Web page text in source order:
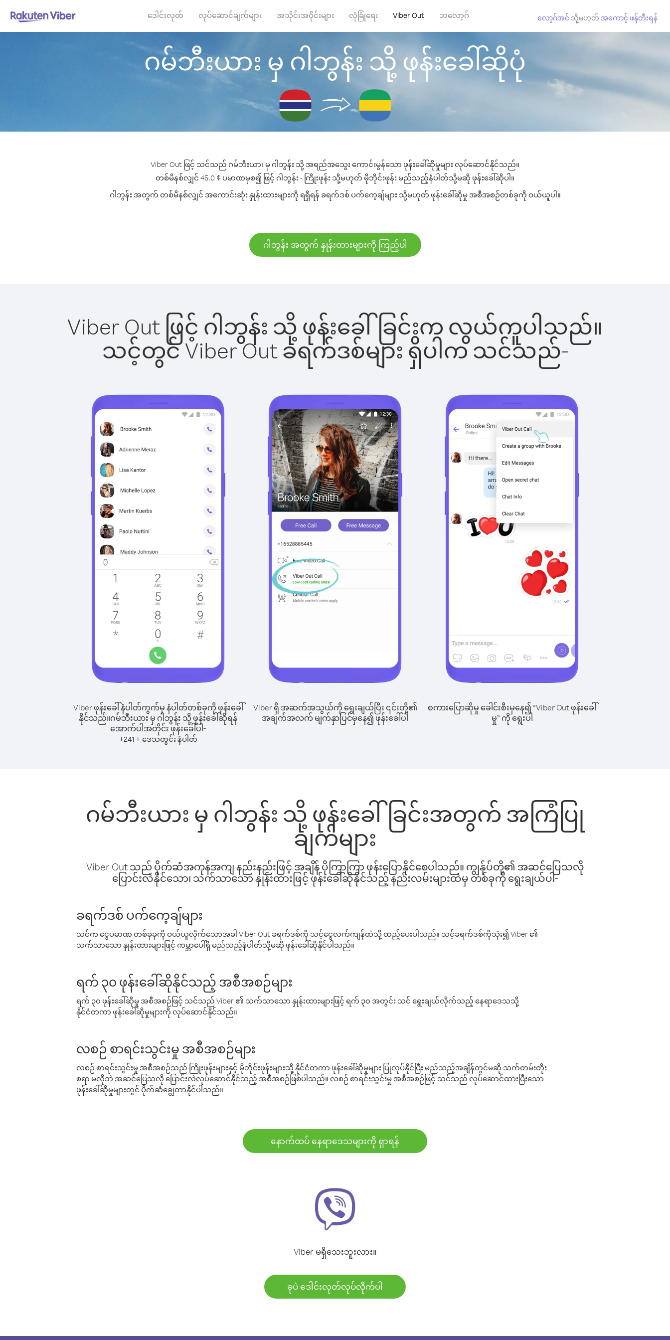
ဒေါင်းလုတ် လုပ်ဆောင်ချက်များ အသိုင်းအဝိုင်းများ လုံခြုံရေး Viber Out ဘလော့ဂ် လော့ဂ်အင် သို့မဟုတ် အကောင့် ဖန်တီးရန်
ဂမ်ဘီးယား မှ ဂါဘွန်း သို့ ဖုန်းခေါ်ဆိုပုံ
Viber Out ဖြင့် သင်သည် ဂမ်ဘီးယား မှ ဂါဘွန်း သို့ အရည်အသွေး ကောင်းမွန်သော ဖုန်းခေါ်ဆိုမှုများ လုပ်ဆောင်နိုင်သည်။
တစ်မိနစ်လျှင် 45.0 ¢ ပမာဏမှစ၍ ဖြင့် ဂါဘွန်း - ကြိုးဖုန်း သို့မဟုတ် မိုဘိုင်းဖုန်း မည်သည့်နံပါတ်သို့မဆို ဖုန်းခေါ်ဆိုပါ။
ဂါဘွန်း အတွက် တစ်မိနစ်လျှင် အကောင်းဆုံး နှုန်းထားများကို ရရှိရန် ခရက်ဒစ် ပက်ကေ့ချ်များ သို့မဟုတ် ဖုန်းခေါ်ဆိုမှု အစီအစဉ်တစ်ခုကို ဝယ်ယူပါ။
ဂါဘွန်း အတွက် နှုန်းထားများကို ကြည့်ပါ
Viber Out ဖြင့် ဂါဘွန်း သို့ ဖုန်းခေါ်ခြင်းက လွယ်ကူပါသည်။
သင့်တွင် Viber Out ခရက်ဒစ်များ ရှိပါက သင်သည်-
Viber ဖုန်းခေါ်နံပါတ်ကွက်မှ နံပါတ်တစ်ခုကို ဖုန်းခေါ်
နိုင်သည်။ဂမ်ဘီးယား မှ ဂါဘွန်း သို့ ဖုန်းခေါ်ဆိုရန်
အောက်ပါအတိုင်း ဖုန်းခေါ်ပါ-
+241+ ဒေသတွင်း နံပါတ်
Viber ရှိ အဆက်အသွယ်ကို ရွေးချယ်ပြီး ၎င်းတို့၏
အချက်အလက် မျက်နှာပြင်မှနေ၍ ဖုန်းခေါ်ပါ
စကားပြောဆိုမှု ခေါင်းစီးမှနေ၍ “Viber Out ဖုန်းခေါ်
မှု” ကို ရွေးပါ
ဂမ်ဘီးယား မှ ဂါဘွန်း သို့ ဖုန်းခေါ်ခြင်းအတွက် အကြံပြု
ချက်များ
Viber Out သည် ပိုက်ဆံအကုန်အကျ နည်းနည်းဖြင့် အချိန် ပိုကြာကြာ ဖုန်းပြောနိုင်စေပါသည်။ ကျွန်ုပ်တို့၏ အဆင်ပြေသလို
ပြောင်းလဲနိုင်သော၊ သက်သာသော နှုန်းထားဖြင့် ဖုန်းခေါ်ဆိုနိုင်သည့် နည်းလမ်းများထဲမှ တစ်ခုကို ရွေးချယ်ပါ-
ခရက်ဒစ် ပက်ကေ့ချ်များ
သင်က ငွေပမာဏ တစ်ခုခုကို ဝယ်ယူလိုက်သောအခါ Viber Out ခရက်ဒစ်ကို သင့်ငွေလက်ကျန်ထဲသို့ ထည့်ပေးပါသည်။ သင့်ခရက်ဒစ်ကိုသုံး၍ Viber ၏
သက်သာသော နှုန်းထားများဖြင့် ကမ္ဘာပေါ်ရှိ မည်သည့်နံပါတ်သို့မဆို ဖုန်းခေါ်ဆိုနိုင်ပါသည်။
ရက် ၃၀ ဖုန်းခေါ်ဆိုနိုင်သည့် အစီအစဉ်များ
ရက် ၃၀ ဖုန်းခေါ်ဆိုမှု အစီအစဉ်ဖြင့် သင်သည် Viber ၏ သက်သာသော နှုန်းထားများဖြင့် ရက် ၃၀ အတွင်း သင် ရွေးချယ်လိုက်သည့် နေရာဒေသသို့
နိုင်ငံတကာ ဖုန်းခေါ်ဆိုမှုများကို လုပ်ဆောင်နိုင်သည်။
လစဉ် စာရင်းသွင်းမှု အစီအစဉ်များ
လစဉ် စာရင်းသွင်းမှု အစီအစဉ်သည် ကြိုးဖုန်းများနှင့် မိုဘိုင်းဖုန်းများသို့ နိုင်ငံတကာ ဖုန်းခေါ်ဆိုမှုများ ပြုလုပ်နိုင်ပြီး မည်သည့်အချိန်တွင်မဆို သက်တမ်းတိုး
စရာ မလိုဘဲ အဆင်ပြေသလို ပြောင်းလဲလုပ်ဆောင်နိုင်သည့် အစီအစဉ်ဖြစ်ပါသည်။ လစဉ် စာရင်းသွင်းမှု အစီအစဉ်ဖြင့် သင်သည် လုပ်ဆောင်ထားပြီးသော
ဖုန်းခေါ်ဆိုမှုများတွင် ပိုက်ဆံချွေတာနိုင်ပါသည်။
နောက်ထပ် နေရာဒေသများကို ရှာရန်
Viber မရှိသေးဘူးလား။
ခုပဲ ဒေါင်းလုတ်လုပ်လိုက်ပါ